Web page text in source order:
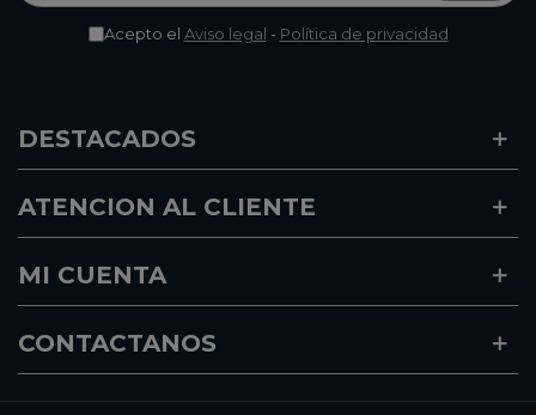
Acepto el Aviso legal - Política de privacidad
DESTACADOS
ATENCION AL CLIENTE
MI CUENTA
CONTACTANOS